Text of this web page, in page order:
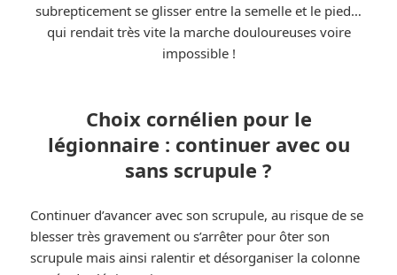
subrepticement se glisser entre la semelle et le pied…
qui rendait très vite la marche douloureuses voire
impossible !
Choix cornélien pour le
légionnaire : continuer avec ou
sans scrupule ?
Continuer d’avancer avec son scrupule, au risque de se
blesser très gravement ou s’arrêter pour ôter son
scrupule mais ainsi ralentir et désorganiser la colonne